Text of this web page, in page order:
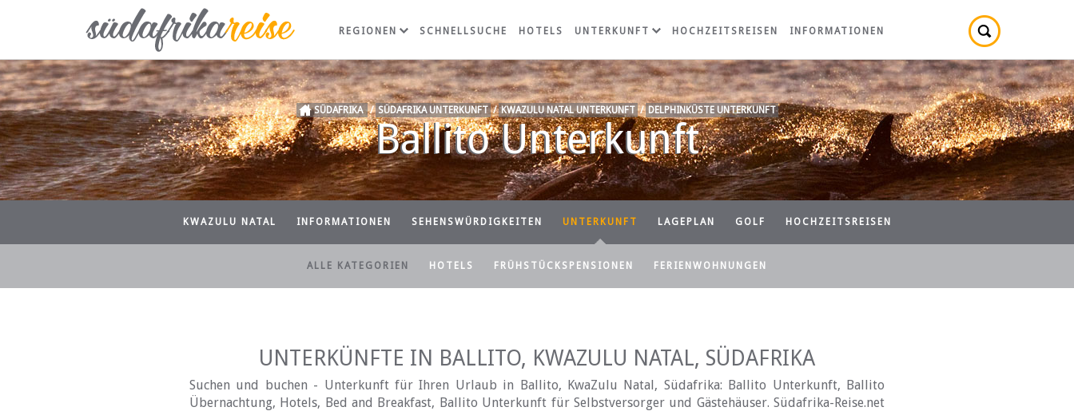
Ballito Unterkunft
REGIONEN SCHNELLSUCHE HOTELS UNTERKUNFT HOCHZEITSREISEN INFORMATIONEN
SÜDAFRIKA / SÜDAFRIKA UNTERKUNFT / KWAZULU NATAL UNTERKUNFT / DELPHINKÜSTE UNTERKUNFT
KWAZULU NATAL INFORMATIONEN SEHENSWÜRDIGKEITEN UNTERKUNFT LAGEPLAN GOLF HOCHZEITSREISEN
ALLE KATEGORIEN HOTELS FRÜHSTÜCKSPENSIONEN FERIENWOHNUNGEN
UNTERKÜNFTE IN BALLITO, KWAZULU NATAL, SÜDAFRIKA
Suchen und buchen - Unterkunft für Ihren Urlaub in Ballito, KwaZulu Natal, Südafrika: Ballito Unterkunft, Ballito
Übernachtung, Hotels, Bed and Breakfast, Ballito Unterkunft für Selbstversorger und Gästehäuser. Südafrika-Reise.net